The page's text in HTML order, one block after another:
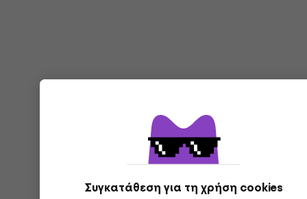
Συγκατάθεση για τη χρήση cookies